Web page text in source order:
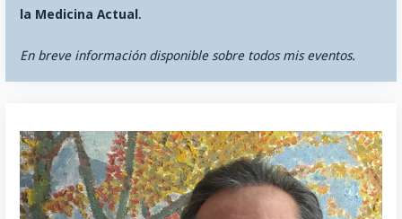
la Medicina Actual .
En breve información disponible sobre todos mis eventos.